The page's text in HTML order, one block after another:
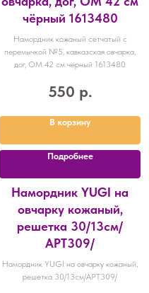
чёрный 1613480
Намордник кожаный сетчатый с
перемычкой №5, кавказская овчарка,
дог, ОМ 42 см чёрный 1613480
550 р.
В корзину
Подробнее
Намордник YUGI на
овчарку кожаный,
решетка 30/13см/
АРТ309/
Намордник YUGI на овчарку кожаный,
решетка 30/13см/АРТ309/